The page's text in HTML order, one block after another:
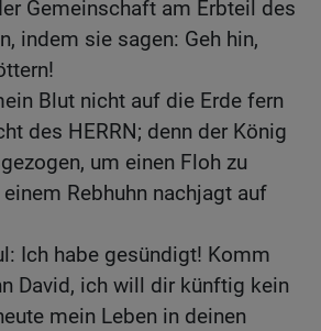
Gemeinschaft am Erbteil des
indem sie sagen: Geh hin,
Blut nicht auf die Erde fern
des HERRN; denn der König
um einen Floh zu
Rebhuhn nachjagt auf
Ich habe gesündigt! Komm
David, ich will dir künftig kein
mein Leben in deinen